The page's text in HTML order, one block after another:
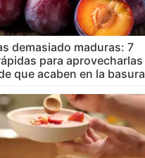
demasiado maduras: 7
para aprovecharlas
que acaben en la basura